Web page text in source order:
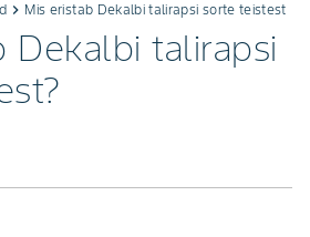
keyboard_arrow_right Mis eristab Dekalbi talirapsi sorte teistest
Dekalbi talirapsi